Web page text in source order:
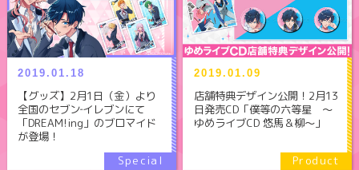
2019.01.18
【グッズ】2月1日（金）より
全国のセブン‐イレブンにて
「DREAM!ing」のブロマイド
が登場！
2019.01.09
店舗特典デザイン公開！2月13
日発売CD「僕等の六等星 ～
ゆめライブCD 悠馬＆柳～」